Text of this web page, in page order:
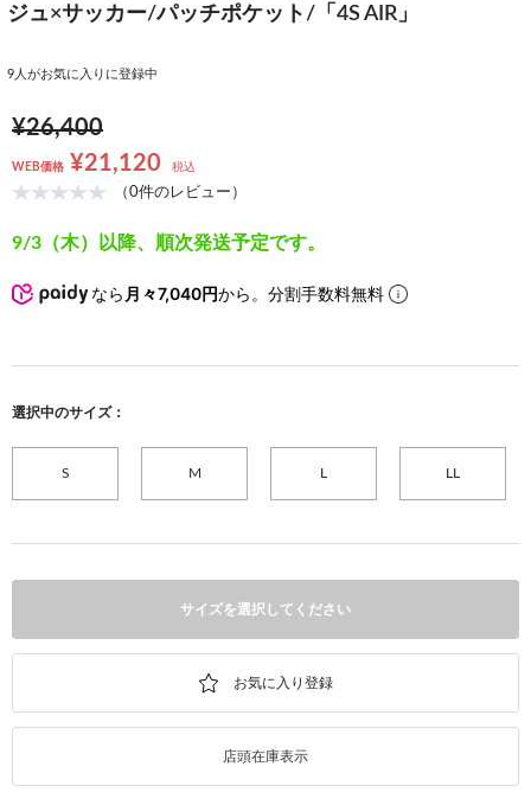
ジュ×サッカー/パッチポケット/「4S AIR」
9 人がお気に入りに登録中
¥26,400
WEB価格 ¥21,120 税込
（0件のレビュー）
9/3（木）以降、順次発送予定です。
なら 月々7,040円から。分割手数料無料
選択中のサイズ：
S M
サイズを選択してください
店頭在庫表示